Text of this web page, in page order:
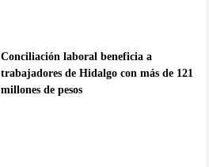
Conciliación laboral beneficia a
trabajadores de Hidalgo con más de 121
millones de pesos